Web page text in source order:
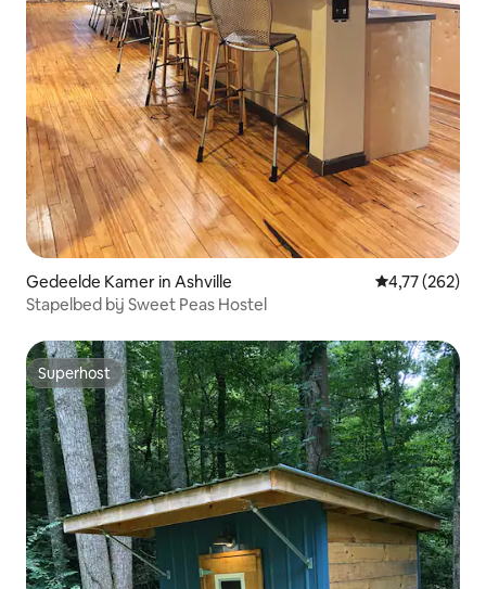
Gedeelde Kamer in Ashville Gemiddelde
4,77 (262)
Stapelbed bij Sweet Peas Hostel
Superhost
Superhost